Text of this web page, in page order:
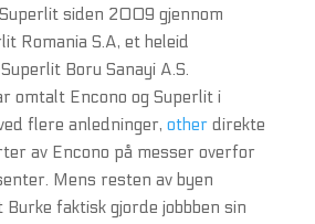
siden 2009 gjennom
Romania S.A, et heleid
Boru Sanayi A.S.
omtalt Encono og Superlit i
flere anledninger, otherdirekte
av Encono på messer overfor
Mens resten av byen
Burke faktisk gjorde jobbben sin